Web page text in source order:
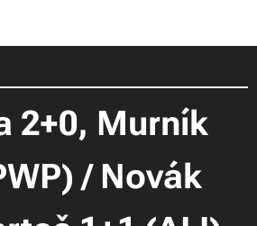
2+0, Murník
/ Novák